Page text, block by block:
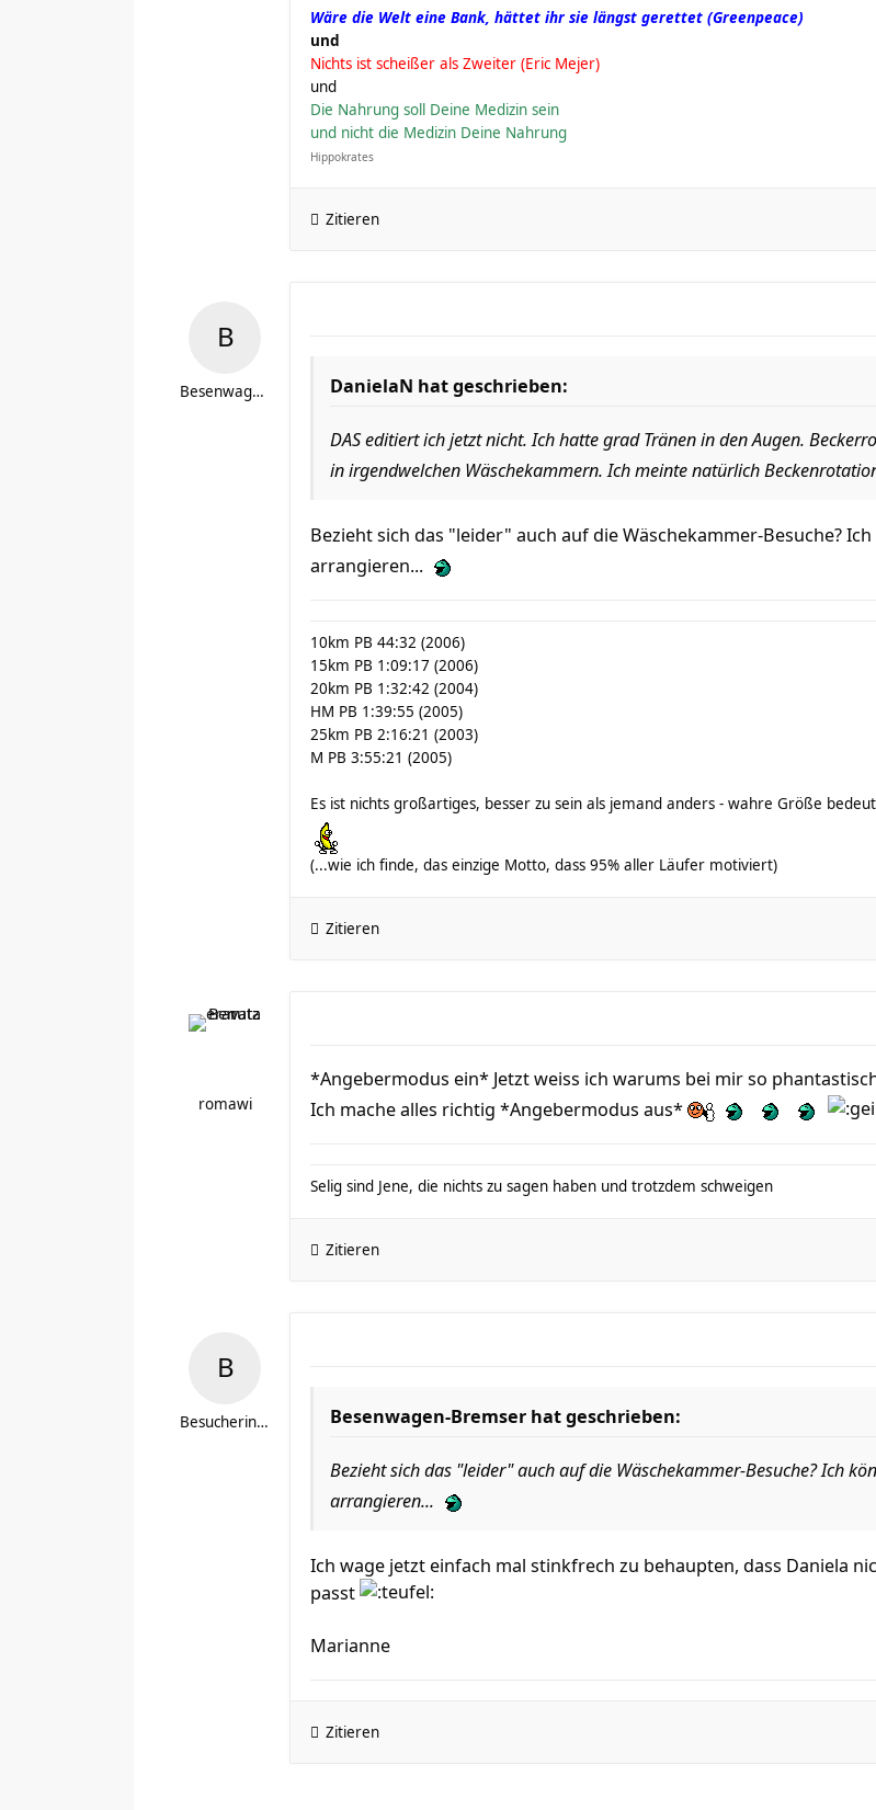
Wäre die Welt eine Bank, hättet ihr sie längst gerettet (Greenpeace)
und
Nichts ist scheißer als Zweiter (Eric Mejer)
und
Die Nahrung soll Deine Medizin sein
und nicht die Medizin Deine Nahrung
Hippokrates
Zitieren
Besenwagen-Bremser DanielaN hat geschrieben:
DAS editiert ich jetzt nicht. Ich hatte grad Tränen in den Augen.
in irgendwelchen Wäschekammern. Ich meinte natürlich
Bezieht sich das "leider" auch auf die Wäschekammer-Besuche?
arrangieren...
10km PB 44:32 (2006)
15km PB 1:09:17 (2006)
20km PB 1:32:42 (2004)
HM PB 1:39:55 (2005)
25km PB 2:16:21 (2003)
M PB 3:55:21 (2005)
Es ist nichts großartiges, besser zu sein als jemand anders - wahre Größe
(...wie ich finde, das einzige Motto, dass 95% aller Läufer motiviert)
Zitieren
romawi
*Angebermodus ein* Jetzt weiss ich warums bei mir so
Ich mache alles richtig *Angebermodus aus*
Selig sind Jene, die nichts zu sagen haben und trotzdem schweigen
Zitieren
Besucherin_71 Besenwagen-Bremser hat geschrieben:
Bezieht sich das "leider" auch auf die Wäschekammer-Besuche? Ich
arrangieren...
Ich wage jetzt einfach mal stinkfrech zu behaupten, dass Daniela
passt
Marianne
Zitieren